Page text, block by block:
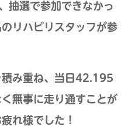
抽選で参加できなかっ
リハビリスタッフが参
積み重ね、当日42.195
無事に走り通すことが
れ様でした！